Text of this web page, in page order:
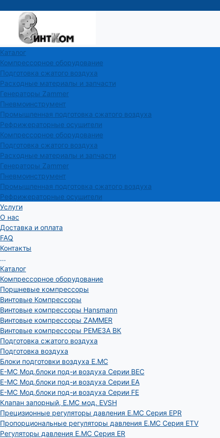
Каталог
Компрессорное оборудование
Подготовка сжатого воздуха
Расходные материалы и запчасти
Генераторы Zammer
Пневмоинструмент
Промышленная подготовка сжатого воздуха
Рефрижераторные осушители
Компрессорное оборудование
Подготовка сжатого воздуха
Расходные материалы и запчасти
Генераторы Zammer
Пневмоинструмент
Промышленная подготовка сжатого воздуха
Рефрижераторные осушители
Услуги
О нас
Доставка и оплата
FAQ
Контакты
...
Каталог
Компрессорное оборудование
Поршневые компрессоры
Винтовые Компрессоры
Винтовые компрессоры Hansmann
Винтовые компрессоры ZAMMER
Винтовые компрессоры РЕМЕЗА ВК
Подготовка сжатого воздуха
Подготовка воздуха
Блоки подготовки воздуха E.MC
E-MC Мод.блоки под-и воздуха Серии BEC
E-MC Мод.блоки под-и воздуха Серии EA
E-MC Мод.блоки под-и воздуха Серии FE
Клапан запорный, E.MC мод. EVSH
Прецизионные регуляторы давления E.MC Серия EPR
Пропорциональные регуляторы давления E.MC Серия ETV
Регуляторы давления E.MC Серия ER